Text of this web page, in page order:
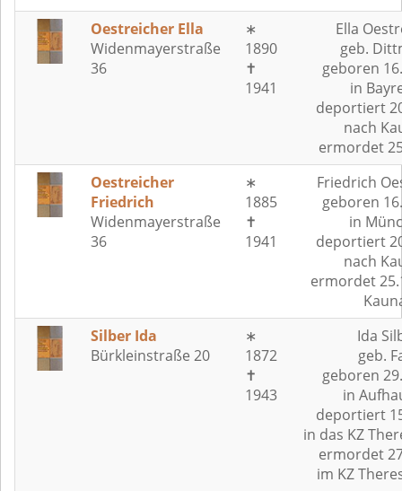
Oestreicher Ella
Widenmayerstraße
36
∗
1890
✝
1941
Ella
geb.
geboren
in
deportiert
nach
ermordet
Oestreicher
Friedrich
Widenmayerstraße
36
∗
1885
✝
1941
Friedrich
geboren
in
deportiert
nach
ermordet
Silber Ida
Bürkleinstraße 20
∗
1872
✝
1943
Ida
geb.
geboren
in
deportiert
in das KZ
ermordet
im KZ